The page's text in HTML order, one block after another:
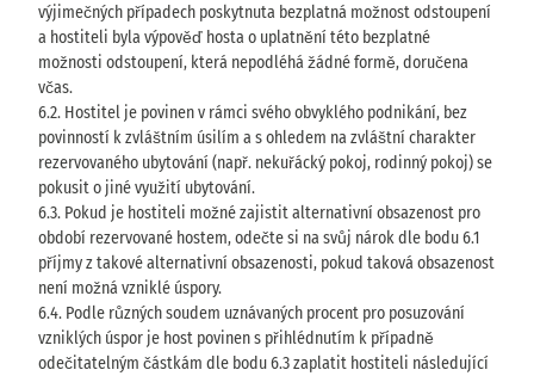
výjimečných případech poskytnuta bezplatná možnost odstoupení
a hostiteli byla výpověď hosta o uplatnění této bezplatné
možnosti odstoupení, která nepodléhá žádné formě, doručena
včas.
6.2. Hostitel je povinen v rámci svého obvyklého podnikání, bez
povinností k zvláštním úsilím a s ohledem na zvláštní charakter
rezervovaného ubytování (např. nekuřácký pokoj, rodinný pokoj) se
pokusit o jiné využití ubytování.
6.3. Pokud je hostiteli možné zajistit alternativní obsazenost pro
období rezervované hostem, odečte si na svůj nárok dle bodu 6.1
příjmy z takové alternativní obsazenosti, pokud taková obsazenost
není možná vzniklé úspory.
6.4. Podle různých soudem uznávaných procent pro posuzování
vzniklých úspor je host povinen s přihlédnutím k případně
odečitatelným částkám dle bodu 6.3 zaplatit hostiteli následující